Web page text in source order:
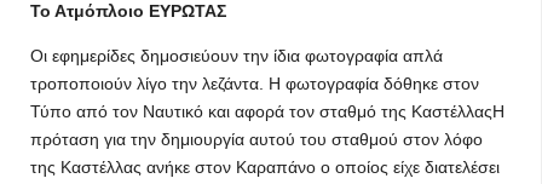
Το Ατμόπλοιο ΕΥΡΩΤΑΣ
Οι εφημερίδες δημοσιεύουν την ίδια φωτογραφία απλά
τροποποιούν λίγο την λεζάντα. Η φωτογραφία δόθηκε στον
Τύπο από τον Ναυτικό και αφορά τον σταθμό της ΚαστέλλαςΗ
πρόταση για την δημιουργία αυτού του σταθμού στον λόφο
της Καστέλλας ανήκε στον Καραπάνο ο οποίος είχε διατελέσει